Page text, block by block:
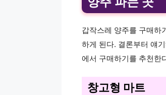
갑작스레 양주를 구매하
하게 된다. 결론부터 얘
에서 구매하기를 추천한
창고형 마트